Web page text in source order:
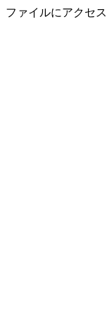
ファイルにアクセ